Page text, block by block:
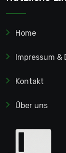
Home
Impressum
Kontakt
Über uns